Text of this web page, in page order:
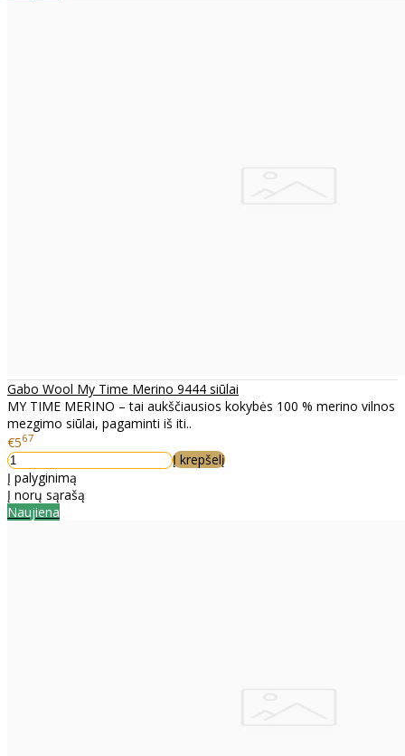
Gabo Wool My Time Merino 9444 siūlai
MY TIME MERINO – tai aukščiausios kokybės 100 % merino vilnos
mezgimo siūlai, pagaminti iš iti..
€567
Į krepšelį
Į palyginimą
Į norų sąrašą
Naujiena